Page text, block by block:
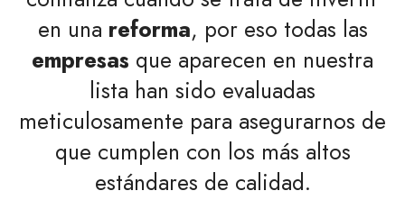
en una reforma, por eso todas las
empresas que aparecen en nuestra
lista han sido evaluadas
meticulosamente para asegurarnos de
que cumplen con los más altos
estándares de calidad.